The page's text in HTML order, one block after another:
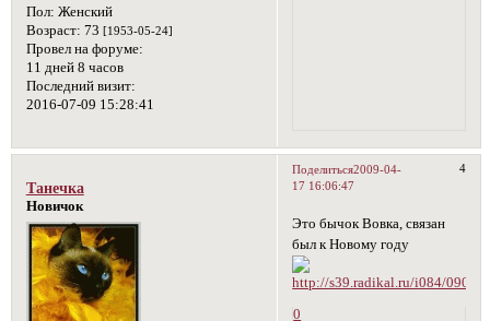
Пол: Женский
Возраст: 73 [1953-05-24]
Провел на форуме:
11 дней 8 часов
Последний визит:
2016-07-09 15:28:41
Поделиться 4
2009-04-
17 16:06:47
Танечка
Новичок
Это бычок Вовка, связан
был к Новому году
0